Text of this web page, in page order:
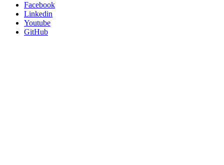
Facebook
Linkedin
Youtube
GitHub